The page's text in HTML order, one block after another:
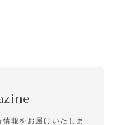
報をお届けいたしま